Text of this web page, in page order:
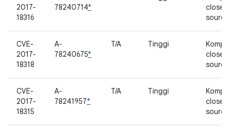
2017-
18316
78240714*
closed
source
CVE-
2017-
18318
A-
78240675*
T/A Tinggi
closed
source
CVE-
2017-
18315
A-
78241957*
T/A Tinggi
closed
source